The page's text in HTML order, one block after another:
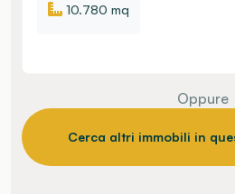
10.780 mq
Oppure
Cerca altri immobili in